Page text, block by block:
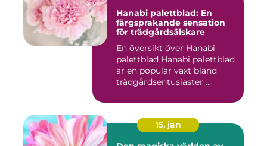
Hanabi palettblad: En
färgsprakande sensation
för trädgårdsälskare
En översikt över Hanabi
palettblad Hanabi palettblad
är en populär växt bland
trädgårdsentusiaster ...
15. jan